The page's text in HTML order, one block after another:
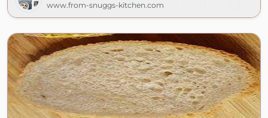
www.from-snuggs-kitchen.com